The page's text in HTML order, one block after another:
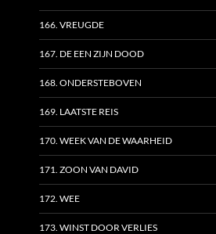
166. VREUGDE
167. DE EEN ZIJN DOOD
168. ONDERSTEBOVEN
169. LAATSTE REIS
170. WEEK VAN DE WAARHEID
171. ZOON VAN DAVID
172. WEE
173. WINST DOOR VERLIES